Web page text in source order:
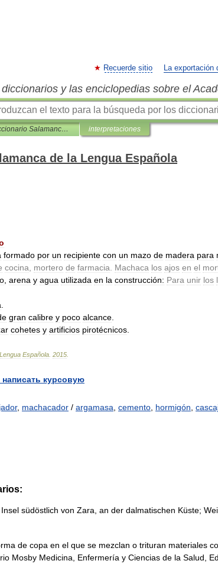
Recuerde sitio La exportación
y las enciclopedias sobre el
Diccionario Salamanca de la Lengua Española interpretaciones
de la Lengua Española
formado por un recipiente con un mazo de madera para
cocina mortero de farmacia Machaca los ajos en el
arena y agua utilizada en la construcción: Para unir los
gran calibre y poco alcance
cohetes y artificios pirotécnicos
Lengua Española 2015
курсовую
, machacador / argamasa cemento hormigón
südöstlich von Zara, an der dalmatischen Küste;
de copa en el que se mezclan o trituran materiales
Mosby Medicina, Enfermería y Ciencias de la Salud,